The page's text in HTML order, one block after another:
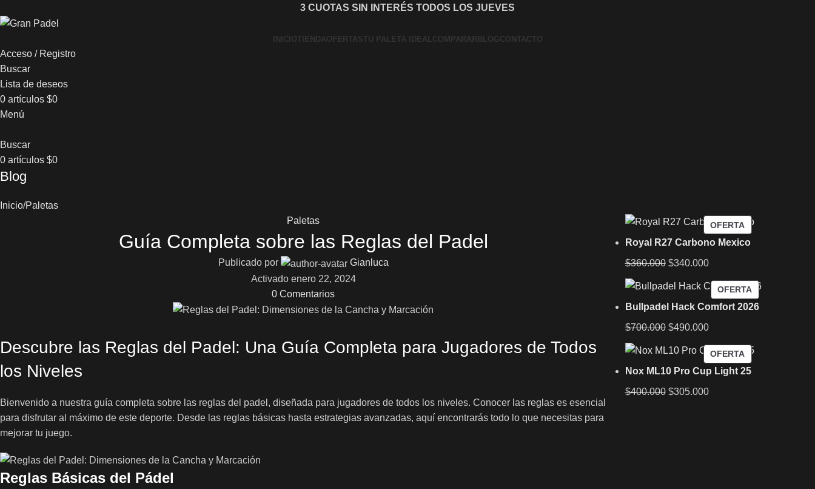
3 CUOTAS SIN INTERÉS TODOS LOS JUEVES
INICIOTIENDAOFERTASTU PALETA IDEALCOMPARAR BLOGCONTACTO
Acceso / Registro
Buscar
Lista de deseos
0 artículos $0
Menú
Buscar
0 artículos $0
Blog
Inicio Paletas
Paletas
Guía Completa sobre las Reglas del Padel
Publicado por
Gianluca
Activado enero 22, 2024
0 Comentarios
Descubre las Reglas del Padel: Una Guía Completa para Jugadores de Todos
los Niveles
Bienvenido a nuestra guía completa sobre las reglas del padel, diseñada para jugadores de todos los niveles. Conocer las reglas es esencial
para disfrutar al máximo de este deporte. Desde las reglas básicas hasta estrategias avanzadas, aquí encontrarás todo lo que necesitas para
mejorar tu juego.
Reglas Básicas del Pádel
OFERTA
Royal R27 Carbono Mexico
$360.000 $340.000
OFERTA
Bullpadel Hack Comfort 2026
$700.000 $490.000
OFERTA
Nox ML10 Pro Cup Light 25
$400.000 $305.000